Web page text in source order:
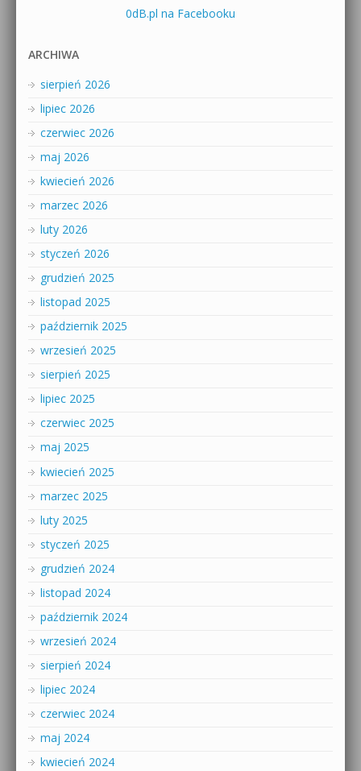
0dB.pl na Facebooku
ARCHIWA
sierpień 2026
lipiec 2026
czerwiec 2026
maj 2026
kwiecień 2026
marzec 2026
luty 2026
styczeń 2026
grudzień 2025
listopad 2025
październik 2025
wrzesień 2025
sierpień 2025
lipiec 2025
czerwiec 2025
maj 2025
kwiecień 2025
marzec 2025
luty 2025
styczeń 2025
grudzień 2024
listopad 2024
październik 2024
wrzesień 2024
sierpień 2024
lipiec 2024
czerwiec 2024
maj 2024
kwiecień 2024